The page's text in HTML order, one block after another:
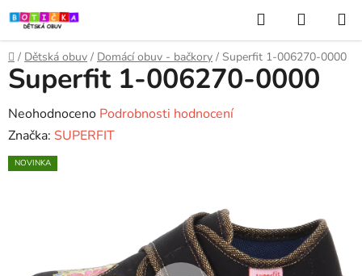
Přejít
na
obsah
Hledat
KOŠÍK
Domů
/ Dětská obuv / Domácí obuv - bačkory / Superfit 1-006270-0000
Superfit 1-006270-0000
Průměrné
hodnocení
produktu
hvězdiček.
Neohodnoceno Podrobnosti hodnocení
Značka: SUPERFIT
NOVINKA